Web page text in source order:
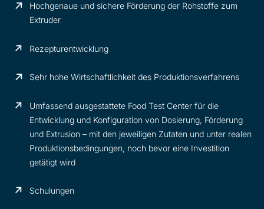
Hochgenaue und sichere Förderung der Rohstoffe zum
Extruder
Rezepturentwicklung
Sehr hohe Wirtschaftlichkeit des Produktionsverfahrens
Umfassend ausgestattete Food Test Center für die
Entwicklung und Konfiguration von Dosierung, Förderung
und Extrusion – mit den jeweiligen Zutaten und unter realen
Produktionsbedingungen, noch bevor eine Investition
getätigt wird
Schulungen